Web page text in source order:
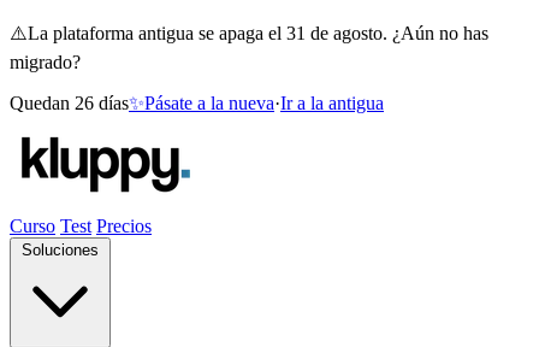
⚠️La plataforma antigua se apaga el 31 de agosto. ¿Aún no has
migrado?
Quedan 26 días✨Pásate a la nueva·Ir a la antigua
Curso Test Precios